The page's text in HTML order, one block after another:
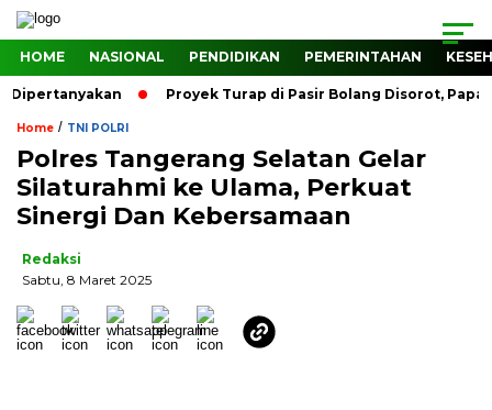
HOME NASIONAL PENDIDIKAN PEMERINTAHAN
Proyek Turap di Pasir Bolang Disorot, Papan
Home / TNI POLRI
Polres Tangerang Selatan Gelar
Silaturahmi ke Ulama, Perkuat
Sinergi Dan Kebersamaan
Redaksi
Sabtu, 8 Maret 2025